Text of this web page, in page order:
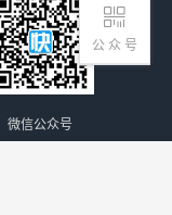
公 众 号
微信公众号